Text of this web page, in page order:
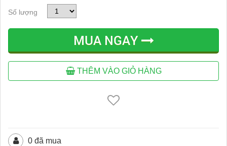
Số lượng
MUA NGAY
THÊM VÀO GIỎ HÀNG
0 đã mua